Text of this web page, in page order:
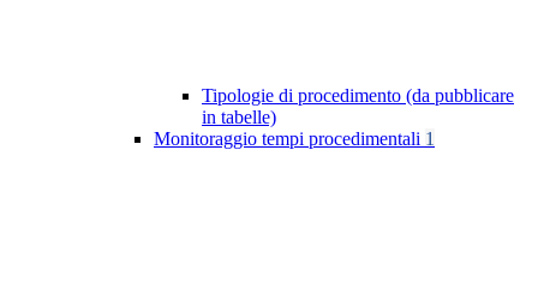
Tipologie di procedimento (da pubblicare
in tabelle)
Monitoraggio tempi procedimentali 1